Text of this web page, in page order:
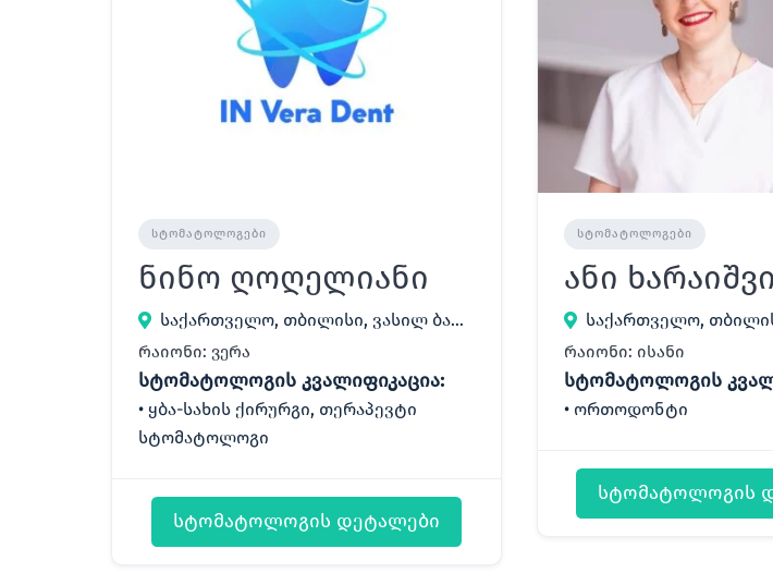
ᲡᲢᲝᲛᲐᲢᲝᲚᲝᲒᲔᲑᲘ
ნინო ღოღელიანი
საქართველო, თბილისი, ვასილ ბარნოვის ქ. 24
რაიონი: ვერა
სტომატოლოგის კვალიფიკაცია:
ყბა-სახის ქირურგი, თერაპევტი
სტომატოლოგი
სტომატოლოგის დეტალები
ᲡᲢᲝᲛᲐᲢᲝᲚᲝᲒᲔᲑᲘ
ანი
საქართველო,
რაიონი: ისანი
სტომატოლოგის
ორთოდონტი
სტომატოლოგის